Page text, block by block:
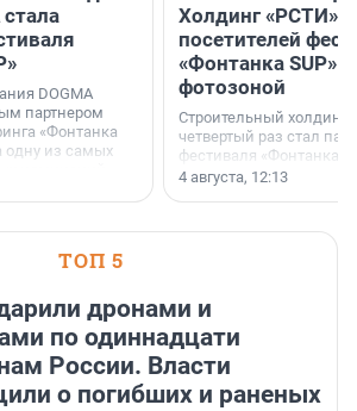
DOGMA
партнером
«Фонтанка
одну из самых
номинаций —
Холдинг «РСТИ»
посетителей
«Фонтанка SUP»
фотозоной
Строительный холдинг
четвертый раз стал
фестиваля «Фонтанка
раз компания
посетителям
4 августа, 12:13
ТОП 5
дронами и
по одиннадцати
России. Власти
о погибших и раненых